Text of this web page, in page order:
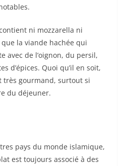
ni mozzarella ni
la viande hachée qui
avec de l’oignon, du persil,
d’épices. Quoi qu’il en soit,
très gourmand, surtout si
du déjeuner.
pays du monde islamique,
est toujours associé à des